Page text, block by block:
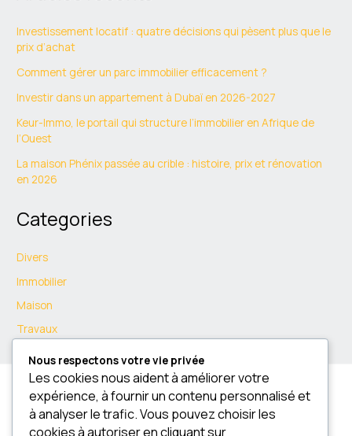
Investissement locatif : quatre décisions qui pèsent plus que le
prix d’achat
Comment gérer un parc immobilier efficacement ?
Investir dans un appartement à Dubaï en 2026-2027
Keur-Immo, le portail qui structure l’immobilier en Afrique de
l’Ouest
La maison Phénix passée au crible : histoire, prix et rénovation
en 2026
Categories
Divers
Immobilier
Maison
Travaux
Nous respectons votre vie privée
Les cookies nous aident à améliorer votre
expérience, à fournir un contenu personnalisé et
à analyser le trafic. Vous pouvez choisir les
cookies à autoriser en cliquant sur